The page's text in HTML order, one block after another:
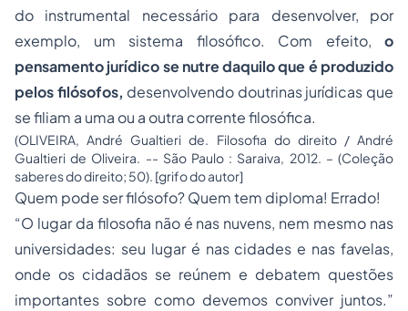
do instrumental necessário para desenvolver, por
exemplo, um sistema filosófico. Com efeito, o
pensamento jurídico se nutre daquilo que é produzido
pelos filósofos, desenvolvendo doutrinas jurídicas que
se filiam a uma ou a outra corrente filosófica.
(OLIVEIRA, André Gualtieri de. Filosofia do direito / André
Gualtieri de Oliveira. -- São Paulo : Saraiva, 2012. – (Coleção
saberes do direito; 50). [grifo do autor]
Quem pode ser filósofo? Quem tem diploma! Errado!
“O lugar da filosofia não é nas nuvens, nem mesmo nas
universidades: seu lugar é nas cidades e nas favelas,
onde os cidadãos se reúnem e debatem questões
importantes sobre como devemos conviver juntos.”